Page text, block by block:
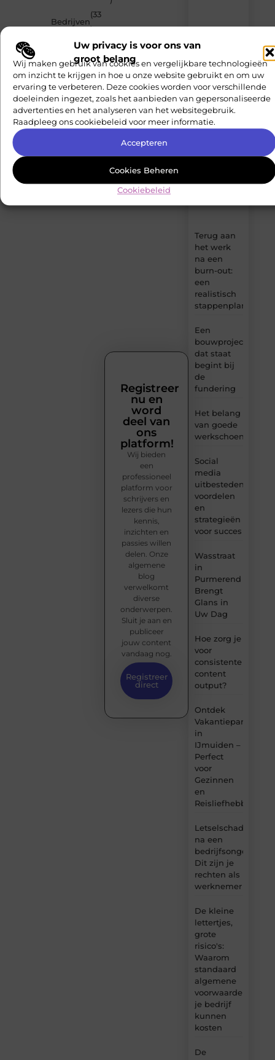
Uw privacy is voor ons van
groot belang
Wij maken gebruik van cookies en vergelijkbare technologieën
om inzicht te krijgen in hoe u onze website gebruikt en om uw
ervaring te verbeteren. Deze cookies worden voor verschillende
doeleinden ingezet, zoals het aanbieden van gepersonaliseerde
advertenties en het analyseren van het websitegebruik.
Raadpleeg ons cookiebeleid voor meer informatie.
Accepteren
Cookies Beheren
Cookiebeleid
Bedrijven
(33
)
Zakelijk
(29
)
Winkelen
(22
)
Banen en
opleidingen
(18
)
de
nieuwste
artikelen
van
MundaMarketing.nl
–
dagelijks
tips
inzichten.
Terug aan
het werk
na een
burn-out:
een
realistisch
stappenplan
Een
bouwproject
dat staat
begint bij
de
fundering
Het belang
van goede
werkschoenen
Social
media
uitbesteden:
voordelen
en
strategieën
voor succes
Wasstraat
in
Purmerend
Brengt
Glans in
Uw Dag
Hoe zorg je
voor
consistente
content
output?
Ontdek
Vakantiepark
in
IJmuiden –
Perfect
voor
Gezinnen
en
Reisliefhebbers
Letselschade
na een
bedrijfsongeval:
Dit zijn je
rechten als
werknemer
De kleine
lettertjes,
grote
risico's:
Waarom
standaard
algemene
voorwaarden
je bedrijf
kunnen
kosten
De
Registreer
nu en
word
deel van
ons
platform!
Wij bieden
een
professioneel
platform voor
schrijvers en
lezers die hun
kennis,
inzichten en
passies willen
delen. Onze
algemene
blog
verwelkomt
diverse
onderwerpen.
Sluit je aan en
publiceer
jouw content
vandaag nog.
Registreer
direct